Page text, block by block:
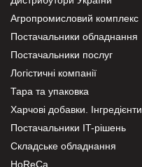
Агропромисловий комплекс
Постачальники обладнання
Постачальники послуг
Логістичні компанії
Тара та упаковка
Харчові добавки. Інгредієнти.
Постачальники IT-рішень
Складське обладнання
HoReCa